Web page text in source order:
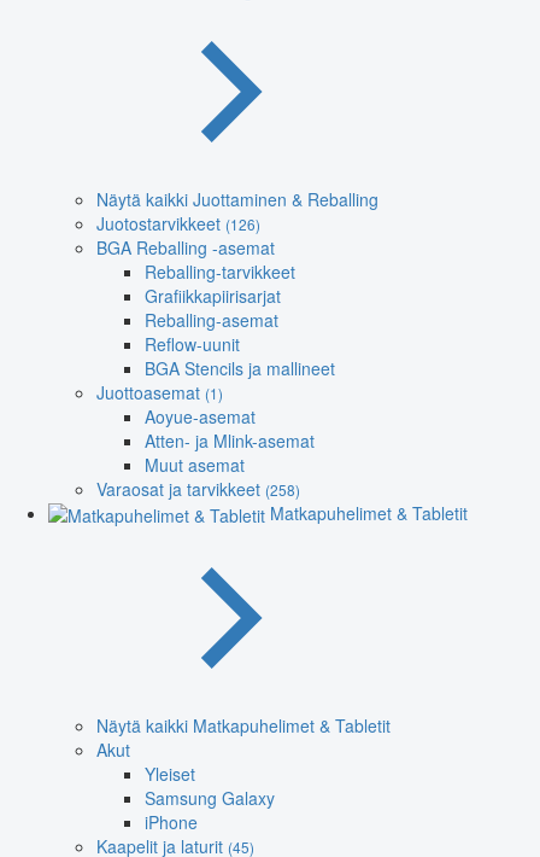
Näytä kaikki Juottaminen & Reballing
Juotostarvikkeet (126)
BGA Reballing -asemat
Reballing-tarvikkeet
Grafiikkapiirisarjat
Reballing-asemat
Reflow-uunit
BGA Stencils ja mallineet
Juottoasemat (1)
Aoyue-asemat
Atten- ja Mlink-asemat
Muut asemat
Varaosat ja tarvikkeet (258)
Matkapuhelimet & Tabletit
Näytä kaikki Matkapuhelimet & Tabletit
Akut
Yleiset
Samsung Galaxy
iPhone
Kaapelit ja laturit (45)